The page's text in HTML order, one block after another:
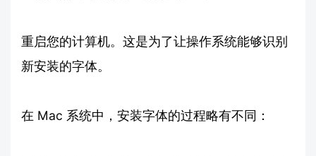
重启您的计算机。这是为了让操作系统能够识别
新安装的字体。
在 Mac 系统中，安装字体的过程略有不同：